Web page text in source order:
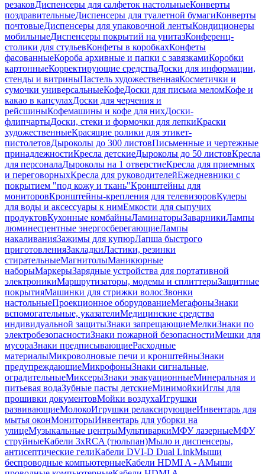
резаковДиспенсеры для салфеток настольныеКонверты
поздравительныеДиспенсеры для туалетной бумагиКонверты
почтовыеДиспенсеры для упаковочной лентыКондиционеры
мобильныеДиспенсеры покрытий на унитазКонференц-
столики для стульевКонфеты в коробкахКонфеты
фасованныеКороба архивные и папки с завязкамиКоробки
картонныеКорректирующие средстваДоски для информации,
стенды и витриныПастель художественнаяКосметички и
сумочки универсальныеКофеДоски для письма меломКофе и
какао в капсулахДоски для черчения и
рейсшиныКофемашины и кофе для нихДоски-
флипчартыДоски, стеки и формочки для лепкиКраски
художественныеКрасящие ролики для этикет-
пистолетовДыроколы до 300 листовПисьменные и чертежные
принадлежностиКресла детскиеДыроколы до 50 листовКресла
для персоналаДыроколы на 1 отверстиеКресла для приемных
и переговорныхКресла для руководителейЕжедневники с
покрытием "под кожу и ткань"Кронштейны для
мониторовКронштейны-крепления для телевизоровКулеры
для воды и аксессуары к нимЕмкости для сыпучих
продуктовКухонные комбайныЛаминаторыЗаварникиЛампы
люминесцентные энергосберегающиеЛампы
накаливанияЗажимы для купюрЛапша быстрого
приготовленияЗакладкиЛастики, резинки
стирательныеМагнитолыМаникюрные
наборыМаркерыЗарядные устройства для портативной
электроникиМаршрутизаторы, модемы и сплиттерыЗащитные
покрытияМашинки для стрижки волосЗвонки
настольныеПроекционное оборудованиеМегафоныЗнаки
вспомогательные, указателиМедицинские средства
индивидуальной защитыЗнаки запрещающиеМелкиЗнаки по
электробезопасностиЗнаки пожарной безопасностиМешки для
мусораЗнаки предписывающиеРасходные
материалыМикроволновые печи и кронштейныЗнаки
предупреждающиеМикрофоныЗнаки сигнальные,
оградительныеМиксерыЗнаки эвакуационныеМинеральная и
питьевая водаЗубные пасты детскиеМинимойкиИглы для
прошивки документовМойки воздухаИгрушки
развивающиеМолокоИгрушки релаксирующиеИнвентарь для
мытья оконМониторыИнвентарь для уборки на
улицеМузыкальные центрыМультиваркиМФУ лазерныеМФУ
струйныеКабели 3xRCA (тюльпан)Мыло и диспенсеры,
антисептические гелиКабели DVI-D Dual LinkМыши
беспроводные компьютерныеКабели HDMI A - AМыши